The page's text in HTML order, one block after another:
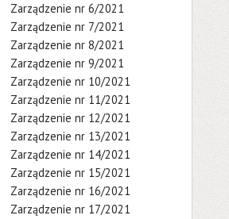
Zarządzenie nr 6/2021
Zarządzenie nr 7/2021
Zarządzenie nr 8/2021
Zarządzenie nr 9/2021
Zarządzenie nr 10/2021
Zarządzenie nr 11/2021
Zarządzenie nr 12/2021
Zarządzenie nr 13/2021
Zarządzenie nr 14/2021
Zarządzenie nr 15/2021
Zarządzenie nr 16/2021
Zarządzenie nr 17/2021